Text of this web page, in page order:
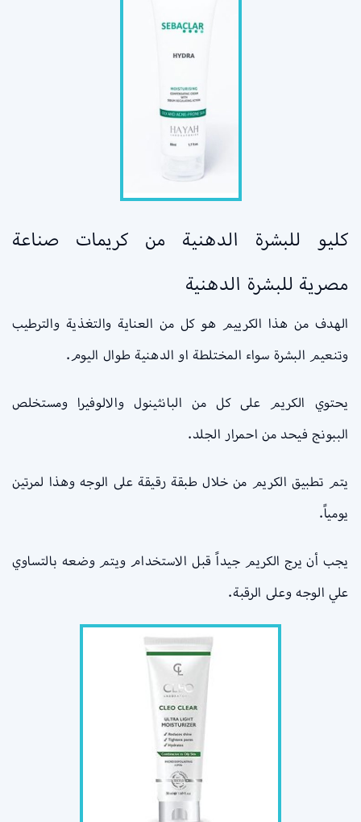
كليو للبشرة الدهنية من كريمات صناعة
مصرية للبشرة الدهنية
الهدف من هذا الكرييم هو كل من العناية والتغذية والترطيب
وتنعيم البشرة سواء المختلطة او الدهنية طوال اليوم.
يحتوي الكريم على كل من البانثينول والالوفيرا ومستخلص
الببونج فيحد من احمرار الجلد.
يتم تطبيق الكريم من خلال طبقة رقيقة على الوجه وهذا لمرتين
يومياً.
يجب أن يرج الكريم جيداً قبل الاستخدام ويتم وضعه بالتساوي
علي الوجه وعلى الرقبة.